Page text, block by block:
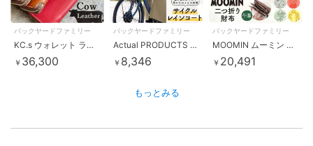
バックヤードファミリー
KC.s ウォレット ラウンドジップ2 カウハイド
￥ 36,300
バックヤードファミリー
Actual PRODUCTS AP フーディ・サイクルコート
￥ 8,346
バックヤードファミリー
MOOMIN ムーミン 二つ折り財布
￥ 20,491
もっとみる